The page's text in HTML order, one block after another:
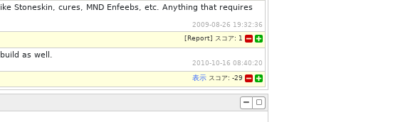
Stoneskin, cures, MND Enfeebs, etc. Anything that requires
2009-08-26 19:32:36
[ Report] スコア: 1
as well.
2010-10-16 08:40:20
表示 スコア: -29